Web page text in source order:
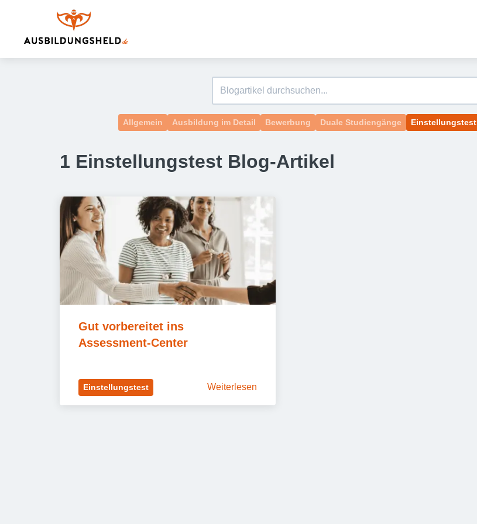
Allgemein Ausbildung im Detail Bewerbung Duale Studiengänge Einstellungstest
1 Einstellungstest Blog-Artikel
Gut vorbereitet ins
Assessment-Center
Einstellungstest Weiterlesen